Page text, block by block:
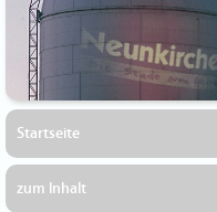
Startseite
zum Inhalt